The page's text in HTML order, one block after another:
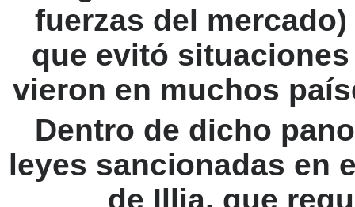
fuerzas del
que evitó
vieron en muchos
Dentro de dicho
leyes sancionadas en
de Illia, que